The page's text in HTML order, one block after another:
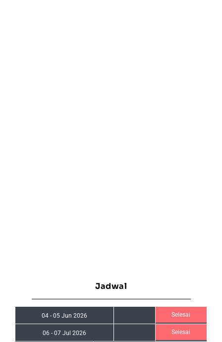
Jadwal
04 -05 Jun 2026 Selesai
06 -07 Jul 2026 Selesai